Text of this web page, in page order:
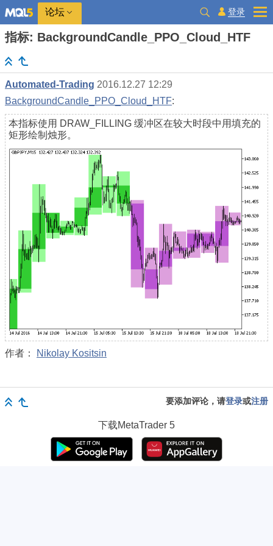
论坛 登录
指标: BackgroundCandle_PPO_Cloud_HTF
Automated-Trading 2016.12.27 12:29
BackgroundCandle_PPO_Cloud_HTF:
本指标使用 DRAW_FILLING 缓冲区在较大时段中用填充的
矩形绘制烛形。
作者： Nikolay Kositsin
要添加评论，请登录或注册
下载MetaTrader 5